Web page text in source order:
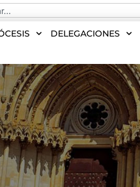
DELEGACIONES